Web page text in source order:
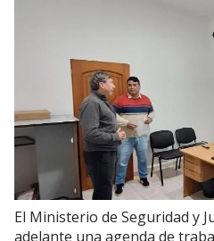
El Ministerio de Seguridad y
adelante una agenda de